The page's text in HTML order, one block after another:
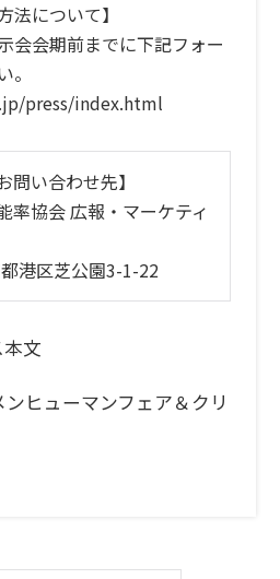
法について】
会会期前までに下記フォー
press/index.html
問い合わせ先】
率協会 広報・マーケティ
港区芝公園3-1-22
文
ヒューマンフェア＆クリ